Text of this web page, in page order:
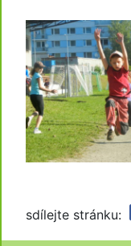
sdílejte stránku: